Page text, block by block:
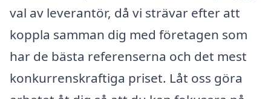
val av leverantör, då vi strävar efter att
koppla samman dig med företagen som
har de bästa referenserna och det mest
konkurrenskraftiga priset. Låt oss göra